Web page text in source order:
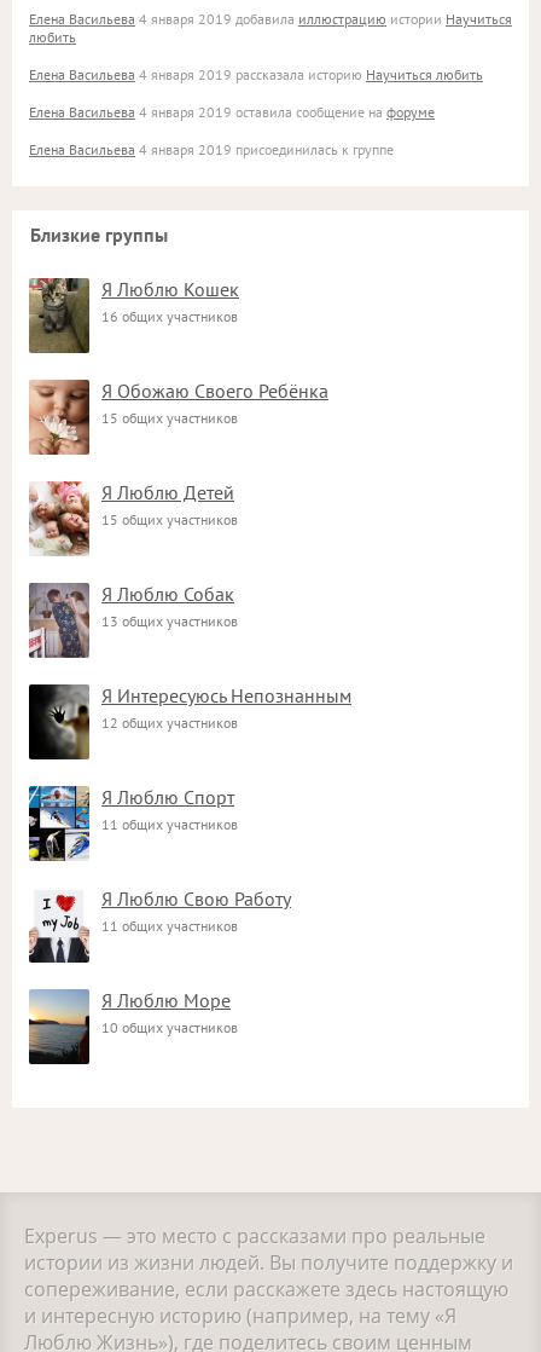
Елена Васильева 4 января 2019 добавила иллюстрацию истории Научиться
любить
Елена Васильева 4 января 2019 рассказала историю Научиться любить
Елена Васильева 4 января 2019 оставила сообщение на форуме
Елена Васильева 4 января 2019 присоединилась к группе
Близкие группы
Я Люблю Кошек
16 общих участников
Я Обожаю Своего Ребёнка
15 общих участников
Я Люблю Детей
15 общих участников
Я Люблю Собак
13 общих участников
Я Интересуюсь Непознанным
12 общих участников
Я Люблю Спорт
11 общих участников
Я Люблю Свою Работу
11 общих участников
Я Люблю Море
10 общих участников
Experus — это место с рассказами про реальные
истории из жизни людей. Вы получите поддержку и
сопереживание, если расскажете здесь настоящую
и интересную историю (например, на тему «Я
Люблю Жизнь»), где поделитесь своим ценным